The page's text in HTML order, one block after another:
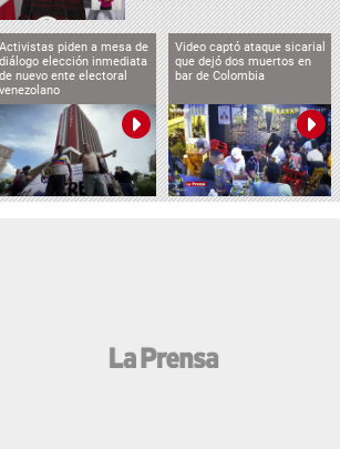
Activistas piden a mesa de
diálogo elección inmediata
de nuevo ente electoral
venezolano
Video captó ataque sicarial
que dejó dos muertos en
bar de Colombia